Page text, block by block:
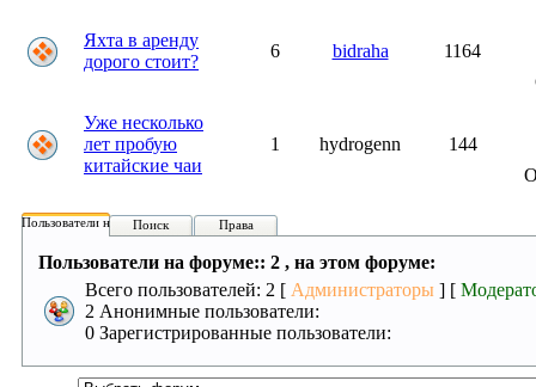
Яхта в аренду
дорого стоит?
6 bidraha
1164
Уже несколько
лет пробую
китайские чаи
1 hydrogenn
144
Пользователи на форуме:
Поиск Права
Пользователи на форуме:: 2 , на этом форуме:
Всего пользователей: 2 [ Администраторы ] [
2 Анонимные пользователи:
0 Зарегистрированные пользователи: